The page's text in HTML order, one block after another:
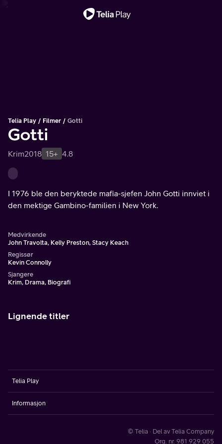
Telia Play Filmer Gotti
Gotti
Krim2018 15+ 4.8
I 1976 ble den beryktede mafia-sjefen John Gotti innviet i
den mektige Gambino-familien i New York.
Medvirkende
John Travolta, Kelly Preston, Stacy Keach
Regissør
Kevin Connolly
Sjangere
Krim, Drama, Biografi
Lignende titler
Telia Play
Informasjon
© Telia · Del av Telia Company
Org. nr. 981 929 055